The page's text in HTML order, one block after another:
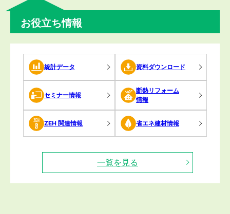
建産協「中期計画」をホームページにて公開いたしま
した。
2026.06.16 ニュース
建産協 清田 徳明 新会長ご挨拶
2026.06.12
4VOC基準適合表示登録4件（KV-001309-E～KV-001
312-E）を登録しました。
▼次回審査委員会は2026年8月5日(水)に開催予定で
す。
登録
ホルムアルデヒド発散等級表示登録3件（K-003346及
びK-003348）を登録しました。
お役立ち情報
統計データ 資料ダウンロード
セミナー情報
断熱リフォーム
情報
ZEH 関連情報 省エネ建材情報
一覧を見る